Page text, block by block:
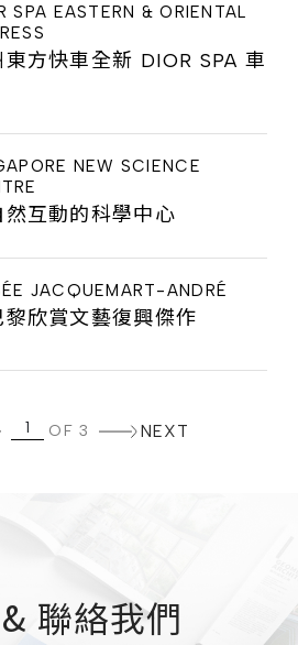
SPA EASTERN & ORIENTAL
東方快車全新 DIOR SPA 車
NEW SCIENCE
然互動的科學中心
JACQUEMART-ANDRÉ
黎欣賞文藝復興傑作
OF 3 NEXT
聯絡我們